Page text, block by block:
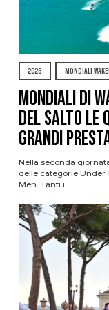
2026 MONDIALI
Mondiali di
del Salto le
grandi
Nella seconda
delle categorie Under
Men. Tanti i